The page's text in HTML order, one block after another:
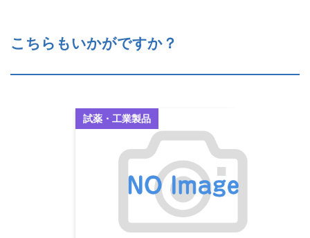
こちらもいかがですか？
試薬・工業製品